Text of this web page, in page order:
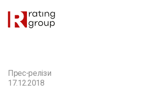
Прес-релізи
17.12.2018